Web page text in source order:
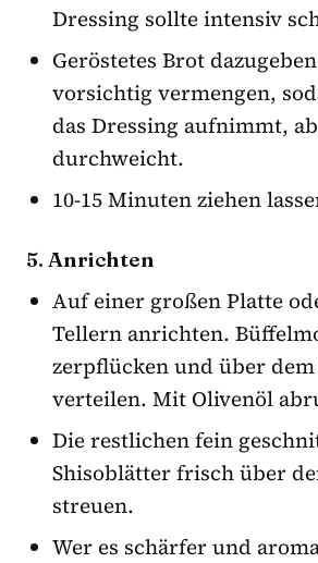
Dressing sollte intensiv
Geröstetes Brot
vorsichtig vermengen,
das Dressing aufnimmt,
durchweicht.
10-15 Minuten ziehen
5. Anrichten
Auf einer großen Platte
Tellern anrichten.
zerpflücken und über dem
verteilen. Mit Olivenöl
Die restlichen fein
Shisoblätter frisch über
streuen.
Wer es schärfer und